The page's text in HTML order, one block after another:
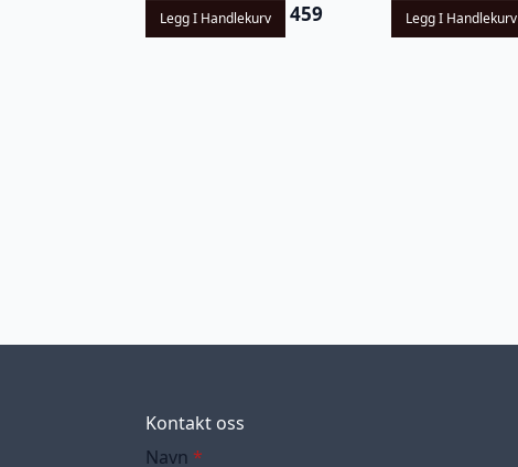
Legg I Handlekurv 459 Legg I Handlekurv
Kontakt oss
Navn *